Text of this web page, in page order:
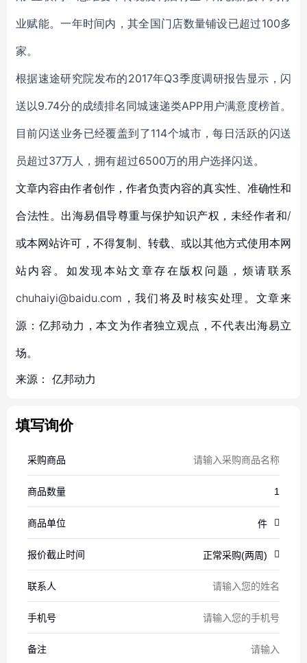
业赋能。一年时间内，其全国门店数量铺设已超过100多
家。
根据速途研究院发布的2017年Q3季度调研报告显示，闪
送以9.74分的成绩排名同城速递类APP用户满意度榜首。
目前闪送业务已经覆盖到了114个城市，每日活跃的闪送
员超过37万人，拥有超过6500万的用户选择闪送。
文章内容由作者创作，作者负责内容的真实性、准确性和
合法性。出海易倡导尊重与保护知识产权，未经作者和/
或本网站许可，不得复制、转载、或以其他方式使用本网
站内容。如发现本站文章存在版权问题，烦请联系
chuhaiyi@baidu.com，我们将及时核实处理。文章来
源：亿邦动力，本文为作者独立观点，不代表出海易立
场。
来源： 亿邦动力
填写询价